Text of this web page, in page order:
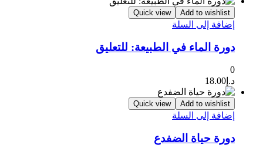
Add to wishlist
Quick view
إضافة إلى السلة
دورة الماء في الطبيعة: للتعليق
0
د.إ 18.00
Add to wishlist
Quick view
إضافة إلى السلة
دورة حياة الضفدع